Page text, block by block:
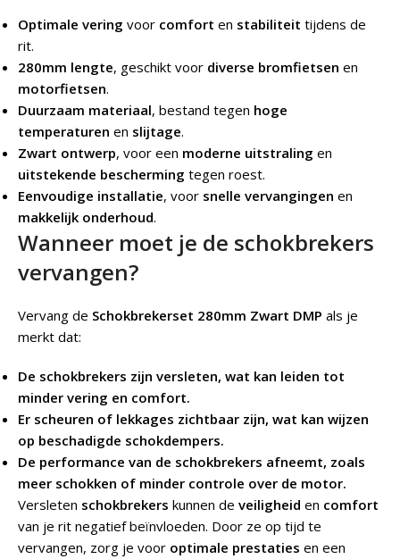
Optimale vering voor comfort en stabiliteit tijdens de
rit.
280mm lengte, geschikt voor diverse bromfietsen en
motorfietsen.
Duurzaam materiaal, bestand tegen hoge
temperaturen en slijtage.
Zwart ontwerp, voor een moderne uitstraling en
uitstekende bescherming tegen roest.
Eenvoudige installatie, voor snelle vervangingen en
makkelijk onderhoud.
Wanneer moet je de schokbrekers
vervangen?
Vervang de Schokbrekerset 280mm Zwart DMP als je
merkt dat:
De schokbrekers zijn versleten, wat kan leiden tot
minder vering en comfort.
Er scheuren of lekkages zichtbaar zijn, wat kan wijzen
op beschadigde schokdempers.
De performance van de schokbrekers afneemt, zoals
meer schokken of minder controle over de motor.
Versleten schokbrekers kunnen de veiligheid en comfort
van je rit negatief beïnvloeden. Door ze op tijd te
vervangen, zorg je voor optimale prestaties en een